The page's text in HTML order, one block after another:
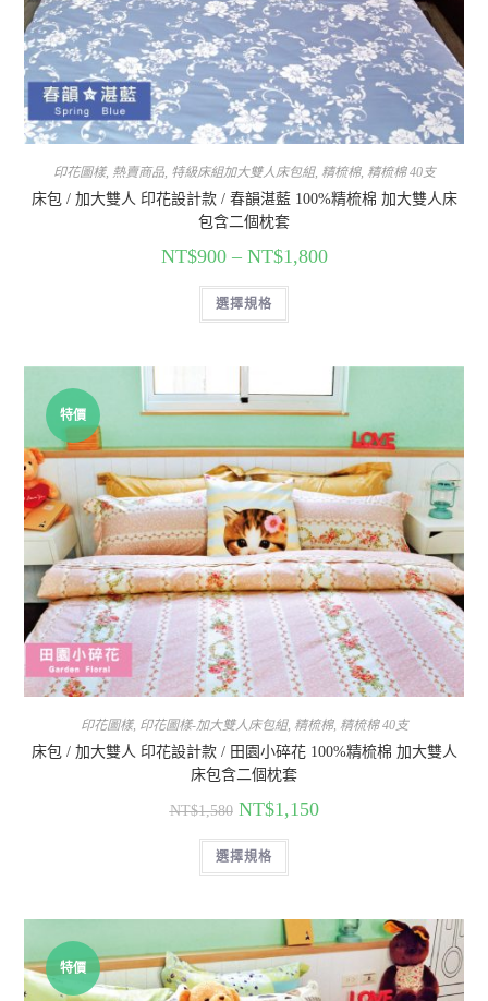
印花圖樣, 熱賣商品, 特級床組加大雙人床包組, 精梳棉, 精梳棉 40支
床包 / 加大雙人 印花設計款 / 春韻湛藍 100%精梳棉 加大雙人床
包含二個枕套
NT$900– NT$1,800
選擇規格
特價
印花圖樣, 印花圖樣-加大雙人床包組, 精梳棉, 精梳棉 40支
床包 / 加大雙人 印花設計款 / 田園小碎花 100%精梳棉 加大雙人
床包含二個枕套
NT$1,580 NT$1,150
選擇規格
特價